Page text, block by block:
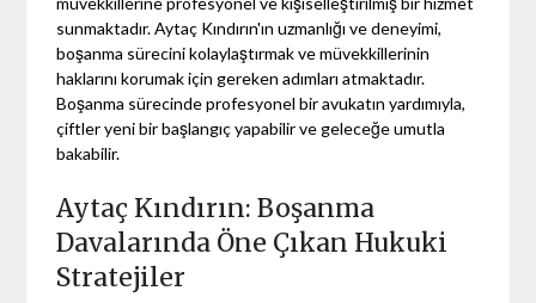
sunmaktadır. Aytaç Kındırın'ın uzmanlığı ve deneyimi,
boşanma sürecini kolaylaştırmak ve müvekkillerinin
haklarını korumak için gereken adımları atmaktadır.
Boşanma sürecinde profesyonel bir avukatın yardımıyla,
çiftler yeni bir başlangıç yapabilir ve geleceğe umutla
bakabilir.
Aytaç Kındırın: Boşanma
Davalarında Öne Çıkan Hukuki
Stratejiler